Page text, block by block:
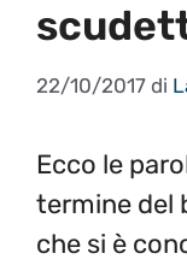
22/10/2017 di
Ecco le
termine del
che si è